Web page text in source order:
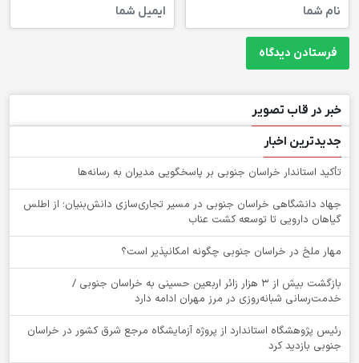
خبر در قاب تصویر
جدیدترین اخبار
تأکید استاندار خراسان جنوبی بر پاسخگویی مدیران به رسانه‌ها
جهاد دانشگاهی خراسان جنوبی در مسیر تجاری‌سازی دانش‌بنیان؛ از اطلس
گیاهان دارویی تا توسعه کشت عناب
‌مهار ملخ در خراسان جنوبی چگونه امکانپذیر است؟
بازگشت بیش از ۳ هزار زائر اربعین حسینی به خراسان جنوبی /
خدمت‌رسانی شبانه‌روزی در مرز مهران ادامه دارد
رئیس پژوهشگاه استاندارد از پروژه آزمایشگاه مرجع شرق کشور در خراسان
جنوبی بازدید کرد